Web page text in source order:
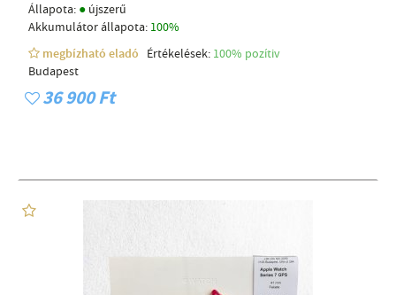
Állapota: ● újszerű
Akkumulátor állapota: 100%
megbízható eladó
Értékelések: 100% pozítiv
Budapest
36 900 Ft